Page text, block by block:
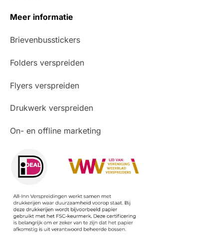
Meer informatie
Brievenbusstickers
Folders verspreiden
Flyers verspreiden
Drukwerk verspreiden
On- en offline marketing